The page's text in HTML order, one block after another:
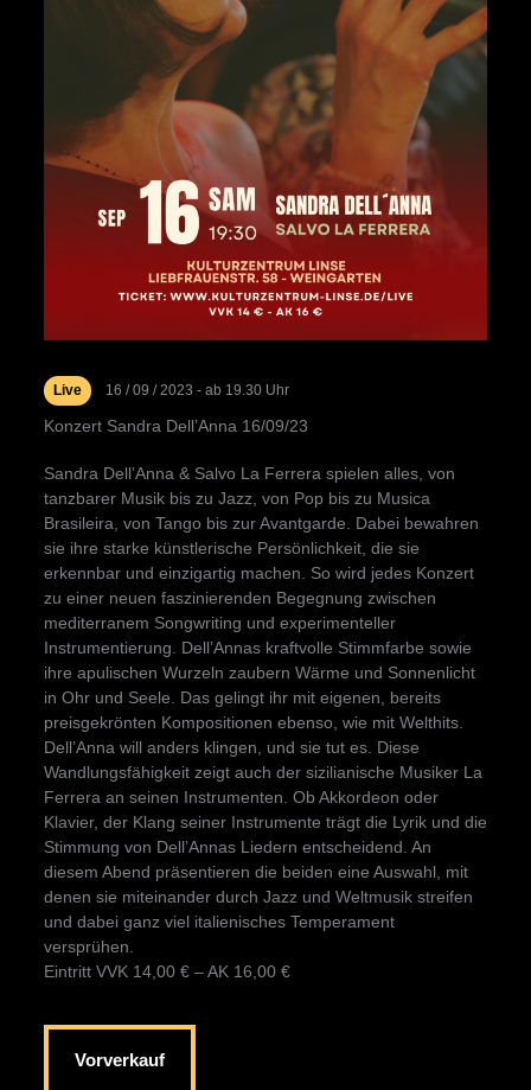
Live 16 / 09 / 2023 - ab 19.30 Uhr
Konzert Sandra Dell’Anna 16/09/23
Sandra Dell’Anna & Salvo La Ferrera spielen alles, von
tanzbarer Musik bis zu Jazz, von Pop bis zu Musica
Brasileira, von Tango bis zur Avantgarde. Dabei bewahren
sie ihre starke künstlerische Persönlichkeit, die sie
erkennbar und einzigartig machen. So wird jedes Konzert
zu einer neuen faszinierenden Begegnung zwischen
mediterranem Songwriting und experimenteller
Instrumentierung. Dell’Annas kraftvolle Stimmfarbe sowie
ihre apulischen Wurzeln zaubern Wärme und Sonnenlicht
in Ohr und Seele. Das gelingt ihr mit eigenen, bereits
preisgekrönten Kompositionen ebenso, wie mit Welthits.
Dell’Anna will anders klingen, und sie tut es. Diese
Wandlungsfähigkeit zeigt auch der sizilianische Musiker La
Ferrera an seinen Instrumenten. Ob Akkordeon oder
Klavier, der Klang seiner Instrumente trägt die Lyrik und die
Stimmung von Dell’Annas Liedern entscheidend. An
diesem Abend präsentieren die beiden eine Auswahl, mit
denen sie miteinander durch Jazz und Weltmusik streifen
und dabei ganz viel italienisches Temperament
versprühen.
Eintritt VVK 14,00 € – AK 16,00 €
Vorverkauf